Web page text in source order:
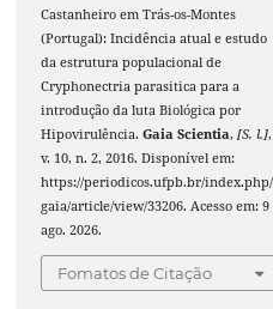
Castanheiro em Trás-os-Montes
(Portugal): Incidência atual e estudo
da estrutura populacional de
Cryphonectria parasitica para a
introdução da luta Biológica por
Hipovirulência.Gaia Scientia,[S. l.],
v. 10, n. 2, 2016. Disponível em:
https://periodicos.ufpb.br/index.php/
gaia/article/view/33206. Acesso em: 9
ago. 2026.
Fomatos de Citação